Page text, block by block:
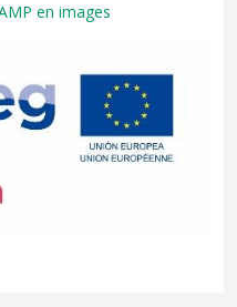
en images